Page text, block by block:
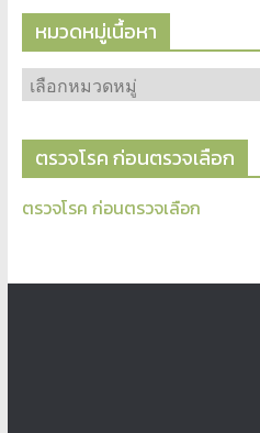
หมวดหมู่เนื้อหา
ตรวจโรค ก่อนตรวจเลือก
ตรวจโรค ก่อนตรวจเลือก